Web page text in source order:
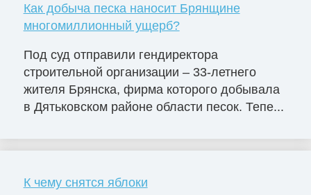
Как добыча песка наносит Брянщине
многомиллионный ущерб?
Под суд отправили гендиректора
строительной организации – 33-летнего
жителя Брянска, фирма которого добывала
в Дятьковском районе области песок. Тепе...
К чему снятся яблоки